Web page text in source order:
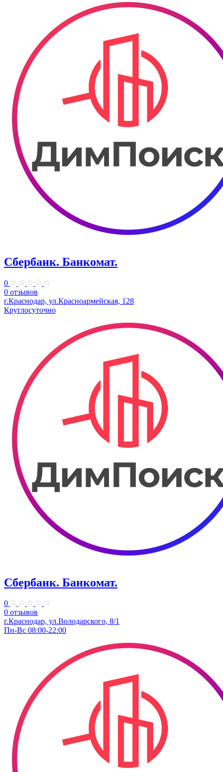
Сбербанк. Банкомат.
0
0 отзывов
г.Краснодар, ул.​Красноармейская, 128
Круглосуточно
Сбербанк. Банкомат.
0
0 отзывов
​г.Краснодар, ул.​Володарского, 8/1
Пн-Вс 08:00-22:00